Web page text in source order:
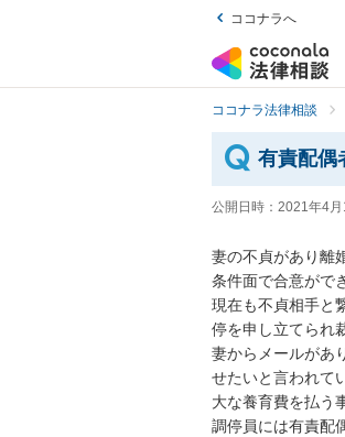
ココナラへ
ココナラ法律相談
有責配偶
公開日時： 2021年4
妻の不貞があり離
条件面で合意がで
現在も不貞相手と
停を申し立てられ
妻からメールがあ
せたいと言われて
大な養育費を払う
調停員には有責配